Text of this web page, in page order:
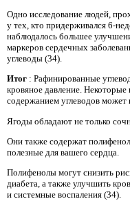
Одно исследование людей,
у тех, кто придерживался 6-
наблюдалось большее
маркеров сердечных
углеводы (34).
Итог : Рафинированные
кровяное давление. Некоторые
содержанием углеводов
Ягоды обладают не только
Они также содержат
полезные для вашего сердца.
Полифенолы могут снизить
диабета, а также улучшить
и системные воспаления (34).